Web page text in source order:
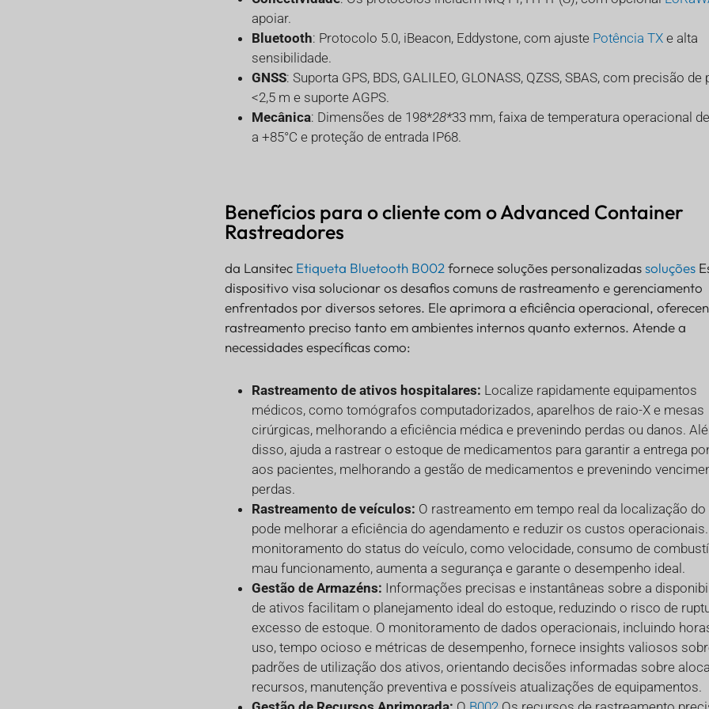
apoiar.
Bluetooth: Protocolo 5.0, iBeacon, Eddystone, com ajuste Potência TXe alta
sensibilidade.
GNSS: Suporta GPS, BDS, GALILEO, GLONASS, QZSS, SBAS, com precisão de
<2,5 m e suporte AGPS.
Mecânica: Dimensões de 198*28*33 mm, faixa de temperatura operacional de
a +85°C e proteção de entrada IP68.
Benefícios para o cliente com o Advanced Container
Rastreadores
da Lansitec Etiqueta Bluetooth B002fornece soluções personalizadassoluções
dispositivo visa solucionar os desafios comuns de rastreamento e gerenciamento
enfrentados por diversos setores. Ele aprimora a eficiência operacional,
rastreamento preciso tanto em ambientes internos quanto externos. Atende a
necessidades específicas como:
Rastreamento de ativos hospitalares: Localize rapidamente equipamentos
médicos, como tomógrafos computadorizados, aparelhos de raio-X e mesas
cirúrgicas, melhorando a eficiência médica e prevenindo perdas ou danos.
disso, ajuda a rastrear o estoque de medicamentos para garantir a entrega
aos pacientes, melhorando a gestão de medicamentos e prevenindo
perdas.
Rastreamento de veículos: O rastreamento em tempo real da localização do
pode melhorar a eficiência do agendamento e reduzir os custos operacionais.
monitoramento do status do veículo, como velocidade, consumo de
mau funcionamento, aumenta a segurança e garante o desempenho ideal.
Gestão de Armazéns: Informações precisas e instantâneas sobre a
de ativos facilitam o planejamento ideal do estoque, reduzindo o risco de
excesso de estoque. O monitoramento de dados operacionais, incluindo
uso, tempo ocioso e métricas de desempenho, fornece insights valiosos
padrões de utilização dos ativos, orientando decisões informadas sobre
recursos, manutenção preventiva e possíveis atualizações de equipamentos.